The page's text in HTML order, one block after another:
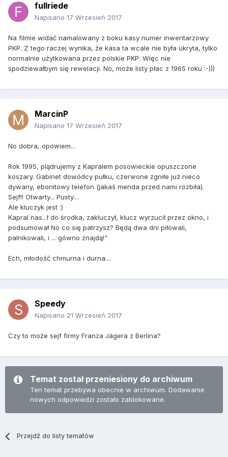
fullriede
Napisano 17 Wrzesień 2017
Na filmie widać namalowany z boku kasy numer inwentarzowy
PKP. Z tego raczej wynika, że kasa ta wcale nie była ukryta, tylko
normalnie użytkowana przez polskie PKP. Więc nie
spodziewałbym się rewelacji. No, może listy płac z 1965 roku :-)))
MarcinP
Napisano 17 Wrzesień 2017
No dobra, opowiem...
Rok 1995, plądrujemy z Kapralem posowieckie opuszczone
koszary. Gabinet dowódcy pułku, czerwone zgniłe już nieco
dywany, ebonitowy telefon (jakaś menda przed nami rozbiła).
Sejf!! Otwarty... Pusty....
Ale kluczyk jest :)
Kapral nas...ł do środka, zakluczył, klucz wyrzucił przez okno, i
podsumował No co się patrzysz? Będą dwa dni piłowali,
palnikowali, i ... gówno znajdą!"
Ech, młodość chmurna i durna....
Speedy
Napisano 21 Wrzesień 2017
Czy to może sejf firmy Franza Jägera z Berlina?
Temat został przeniesiony do archiwum
Ten temat przebywa obecnie w archiwum. Dodawanie
nowych odpowiedzi zostało zablokowane.
Przejdź do listy tematów